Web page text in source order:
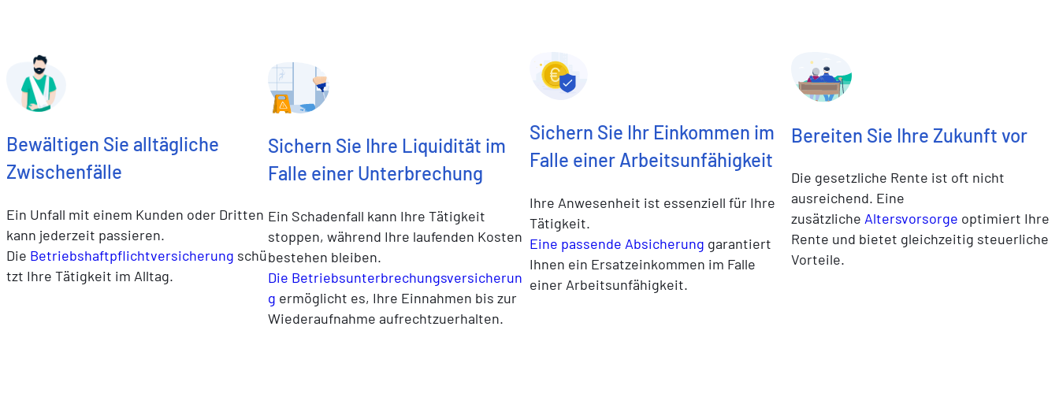
Bewältigen Sie alltägliche
Zwischenfälle
Ein Unfall mit einem Kunden oder Dritten
kann jederzeit passieren.
Die Betriebshaftpflichtversicherung schü
tzt Ihre Tätigkeit im Alltag.
Sichern Sie Ihre Liquidität im
Falle einer Unterbrechung
Ein Schadenfall kann Ihre Tätigkeit
stoppen, während Ihre laufenden Kosten
bestehen bleiben.
Die Betriebsunterbrechungsversicherun
g ermöglicht es, Ihre Einnahmen bis zur
Wiederaufnahme aufrechtzuerhalten.
Sichern Sie Ihr Einkommen im
Falle einer Arbeitsunfähigkeit
Ihre Anwesenheit ist essenziell für Ihre
Tätigkeit.
Eine passende Absicherung garantiert
Ihnen ein Ersatzeinkommen im Falle
einer Arbeitsunfähigkeit.
Bereiten Sie Ihre Zukunft vor
Die gesetzliche Rente ist oft nicht
ausreichend. Eine
zusätzliche Altersvorsorge optimiert Ihre
Rente und bietet gleichzeitig steuerliche
Vorteile.